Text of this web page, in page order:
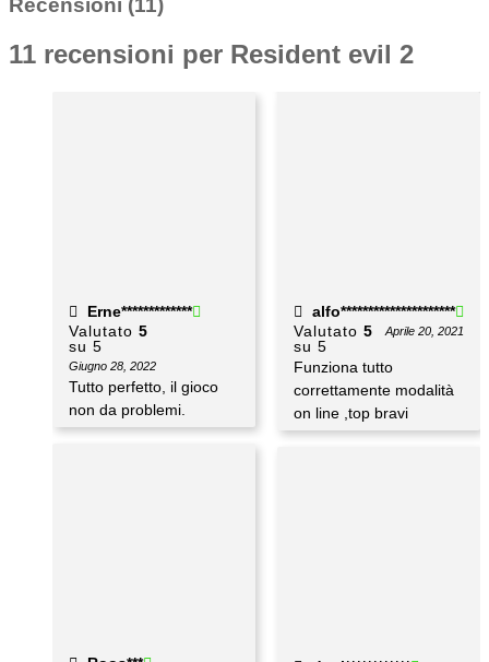
Recensioni (11)
11 recensioni per Resident evil 2
Erne*************
Valutato 5
su 5
Giugno 28, 2022
Tutto perfetto, il gioco
non da problemi.
alfo*********************
Valutato 5
su 5
Aprile 20, 2021
Funziona tutto
correttamente modalità
on line ,top bravi